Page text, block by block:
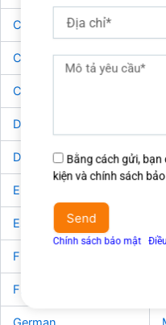
Chinese Simplified
Chinese Traditional
Czech
Danish
Dutch
English
Estonian
Finnish
French
Mô
Đồng
ý
khoản
&
điều
Bằng cách gửi, bạn
kiện và chính sách
Send
Chính sách bảo mậtΙ